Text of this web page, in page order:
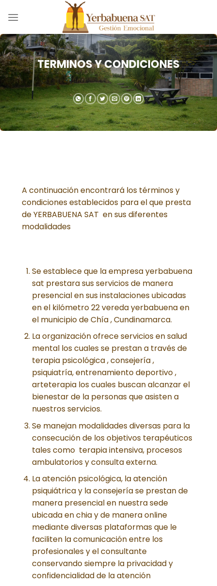
TERMINOS Y CONDICIONES
A continuación encontrará los términos y
condiciones establecidos para el que presta
de YERBABUENA SAT en sus diferentes
modalidades
Se establece que la empresa yerbabuena
sat prestara sus servicios de manera
presencial en sus instalaciones ubicadas
en el kilómetro 22 vereda yerbabuena en
el municipio de Chía , Cundinamarca.
La organización ofrece servicios en salud
mental los cuales se prestan a través de
terapia psicológica , consejería ,
psiquiatría, entrenamiento deportivo ,
arteterapia los cuales buscan alcanzar el
bienestar de la personas que asisten a
nuestros servicios.
Se manejan modalidades diversas para la
consecución de los objetivos terapéuticos
tales como terapia intensiva, procesos
ambulatorios y consulta externa.
La atención psicológica, la atención
psiquiátrica y la consejería se prestan de
manera presencial en nuestra sede
ubicada en chia y de manera online
mediante diversas plataformas que le
faciliten la comunicación entre los
profesionales y el consultante
conservando siempre la privacidad y
confidencialidad de la atención